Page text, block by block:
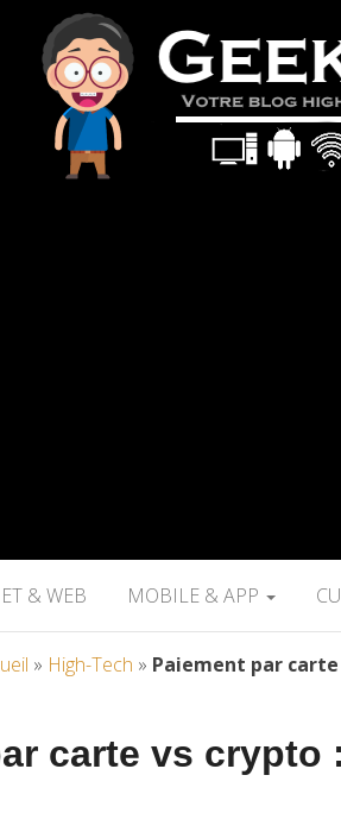
& WEB MOBILE & APP
» High-Tech » Paiement par
carte vs